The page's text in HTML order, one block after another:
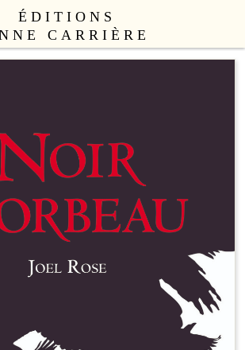
ÉDITIONS
CARRIÈRE
UNIVERS